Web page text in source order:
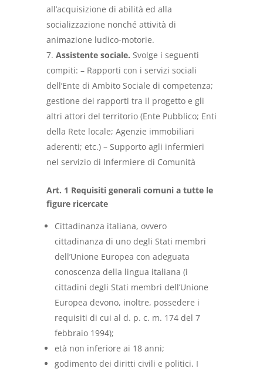
all’acquisizione di abilità ed alla
socializzazione nonché attività di
animazione ludico-motorie.
Assistente sociale. Svolge i seguenti
compiti: – Rapporti con i servizi sociali
dell’Ente di Ambito Sociale di competenza;
gestione dei rapporti tra il progetto e gli
altri attori del territorio (Ente Pubblico; Enti
della Rete locale; Agenzie immobiliari
aderenti; etc.) – Supporto agli infermieri
nel servizio di Infermiere di Comunità
Art. 1 Requisiti generali comuni a tutte le
figure ricercate
Cittadinanza italiana, ovvero
cittadinanza di uno degli Stati membri
dell’Unione Europea con adeguata
conoscenza della lingua italiana (i
cittadini degli Stati membri dell’Unione
Europea devono, inoltre, possedere i
requisiti di cui al d. p. c. m. 174 del 7
febbraio 1994);
età non inferiore ai 18 anni;
godimento dei diritti civili e politici. I